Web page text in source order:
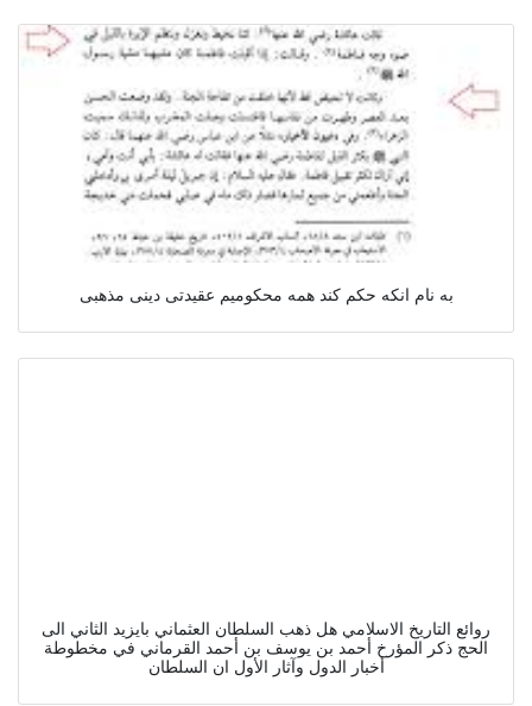
به نام انکه حکم کند همه محکومیم عقیدتی دینی مذهبی
روائع التاريخ الاسلامي هل ذهب السلطان العثماني بايزيد الثاني الى
الحج ذكر المؤرخ أحمد بن يوسف بن أحمد القرماني في مخطوطة
أخبار الدول وآثار الأول ان السلطان